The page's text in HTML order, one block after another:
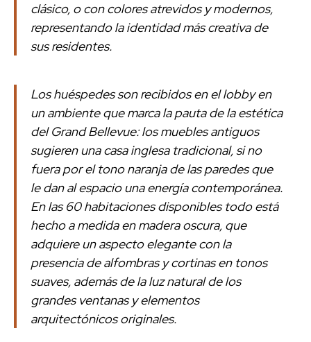
clásico, o con colores atrevidos y modernos,
representando la identidad más creativa de
sus residentes.
Los huéspedes son recibidos en el lobby en
un ambiente que marca la pauta de la estética
del Grand Bellevue: los muebles antiguos
sugieren una casa inglesa tradicional, si no
fuera por el tono naranja de las paredes que
le dan al espacio una energía contemporánea.
En las 60 habitaciones disponibles todo está
hecho a medida en madera oscura, que
adquiere un aspecto elegante con la
presencia de alfombras y cortinas en tonos
suaves, además de la luz natural de los
grandes ventanas y elementos
arquitectónicos originales.